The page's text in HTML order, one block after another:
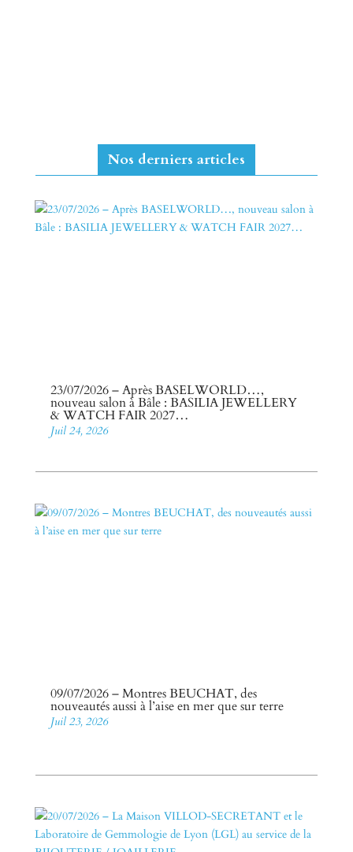
Nos derniers articles
23/07/2026 – Après BASELWORLD…,
nouveau salon à Bâle : BASILIA JEWELLERY
& WATCH FAIR 2027…
Juil 24, 2026
09/07/2026 – Montres BEUCHAT, des
nouveautés aussi à l’aise en mer que sur terre
Juil 23, 2026